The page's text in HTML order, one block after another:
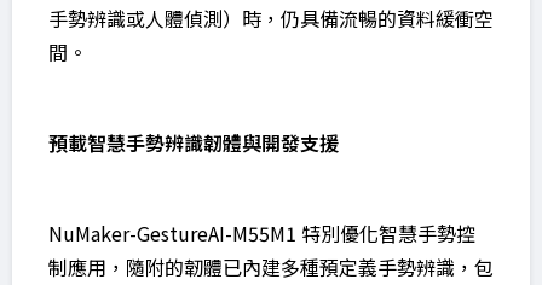
手勢辨識或人體偵測）時，仍具備流暢的資料緩衝空
間。
預載智慧手勢辨識韌體與開發支援
NuMaker-GestureAI-M55M1 特別優化智慧手勢控
制應用，隨附的韌體已內建多種預定義手勢辨識，包